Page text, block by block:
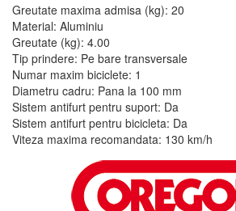
Greutate maxima admisa (kg): 20
Material: Aluminiu
Greutate (kg): 4.00
Tip prindere: Pe bare transversale
Numar maxim biciclete: 1
Diametru cadru: Pana la 100 mm
Sistem antifurt pentru suport: Da
Sistem antifurt pentru bicicleta: Da
Viteza maxima recomandata: 130 km/h